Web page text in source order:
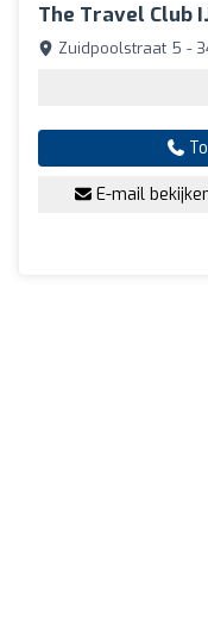
The Travel Club
Zuidpoolstraat 5 -
E-mail